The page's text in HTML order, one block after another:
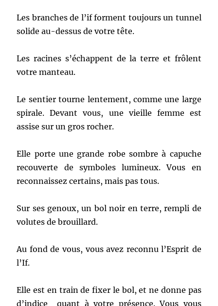
Les branches de l’if forment toujours un tunnel
solide au-dessus de votre tête.
Les racines s’échappent de la terre et frôlent
votre manteau.
Le sentier tourne lentement, comme une large
spirale. Devant vous, une vieille femme est
assise sur un gros rocher.
Elle porte une grande robe sombre à capuche
recouverte de symboles lumineux. Vous en
reconnaissez certains, mais pas tous.
Sur ses genoux, un bol noir en terre, rempli de
volutes de brouillard.
Au fond de vous, vous avez reconnu l’Esprit de
l’If.
Elle est en train de fixer le bol, et ne donne pas
d’indice quant à votre présence. Vous vous